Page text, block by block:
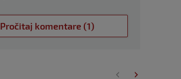
Pročitaj komentare (1)